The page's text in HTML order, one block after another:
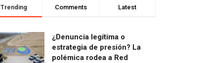
Trending Comments Latest
¿Denuncia legítima o
estrategia de presión? La
polémica rodea a Red